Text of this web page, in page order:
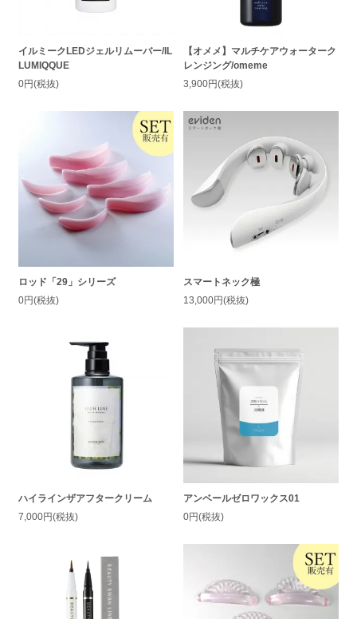
イルミークLEDジェルリムーバー/IL
LUMIQQUE
0円(税抜)
【オメメ】マルチケアウォーターク
レンジング/omeme
3,900円(税抜)
ロッド「29」シリーズ
0円(税抜)
スマートネック極
13,000円(税抜)
ハイラインザアフタークリーム
7,000円(税抜)
アンベールゼロワックス01
0円(税抜)